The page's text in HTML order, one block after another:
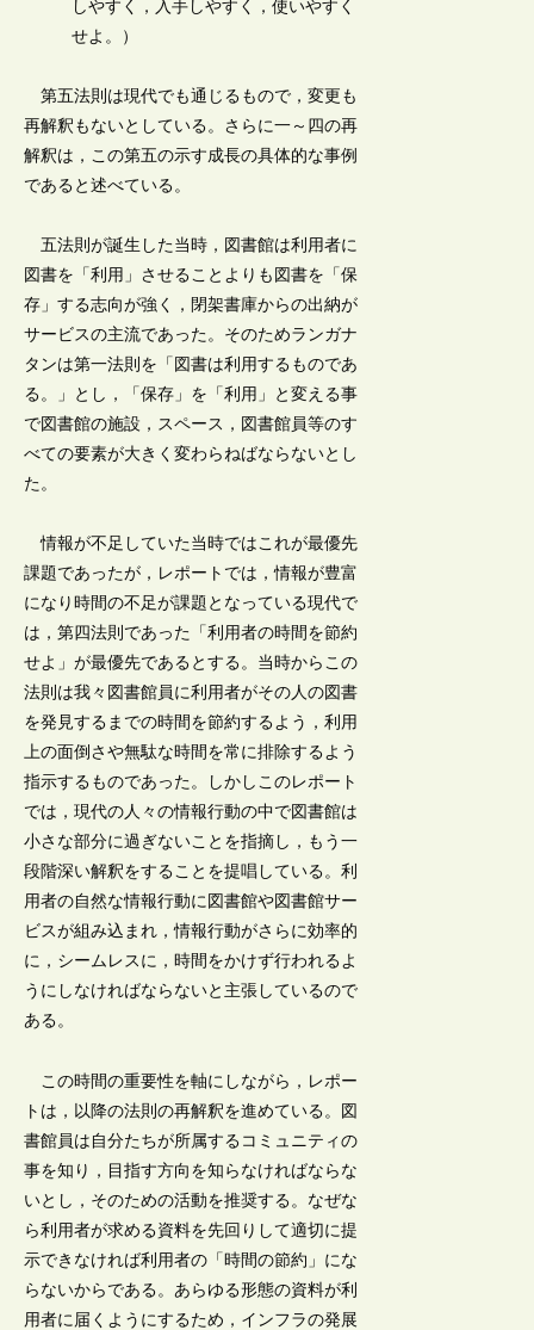
しやすく，入手しやすく，使いやすく
せよ。）
第五法則は現代でも通じるもので，変更も
再解釈もないとしている。さらに一～四の再
解釈は，この第五の示す成長の具体的な事例
であると述べている。
五法則が誕生した当時，図書館は利用者に
図書を「利用」させることよりも図書を「保
存」する志向が強く，閉架書庫からの出納が
サービスの主流であった。そのためランガナ
タンは第一法則を「図書は利用するものであ
る。」とし，「保存」を「利用」と変える事
で図書館の施設，スペース，図書館員等のす
べての要素が大きく変わらねばならないとし
た。
情報が不足していた当時ではこれが最優先
課題であったが，レポートでは，情報が豊富
になり時間の不足が課題となっている現代で
は，第四法則であった「利用者の時間を節約
せよ」が最優先であるとする。当時からこの
法則は我々図書館員に利用者がその人の図書
を発見するまでの時間を節約するよう，利用
上の面倒さや無駄な時間を常に排除するよう
指示するものであった。しかしこのレポート
では，現代の人々の情報行動の中で図書館は
小さな部分に過ぎないことを指摘し，もう一
段階深い解釈をすることを提唱している。利
用者の自然な情報行動に図書館や図書館サー
ビスが組み込まれ，情報行動がさらに効率的
に，シームレスに，時間をかけず行われるよ
うにしなければならないと主張しているので
ある。
この時間の重要性を軸にしながら，レポー
トは，以降の法則の再解釈を進めている。図
書館員は自分たちが所属するコミュニティの
事を知り，目指す方向を知らなければならな
いとし，そのための活動を推奨する。なぜな
ら利用者が求める資料を先回りして適切に提
示できなければ利用者の「時間の節約」にな
らないからである。あらゆる形態の資料が利
用者に届くようにするため，インフラの発展